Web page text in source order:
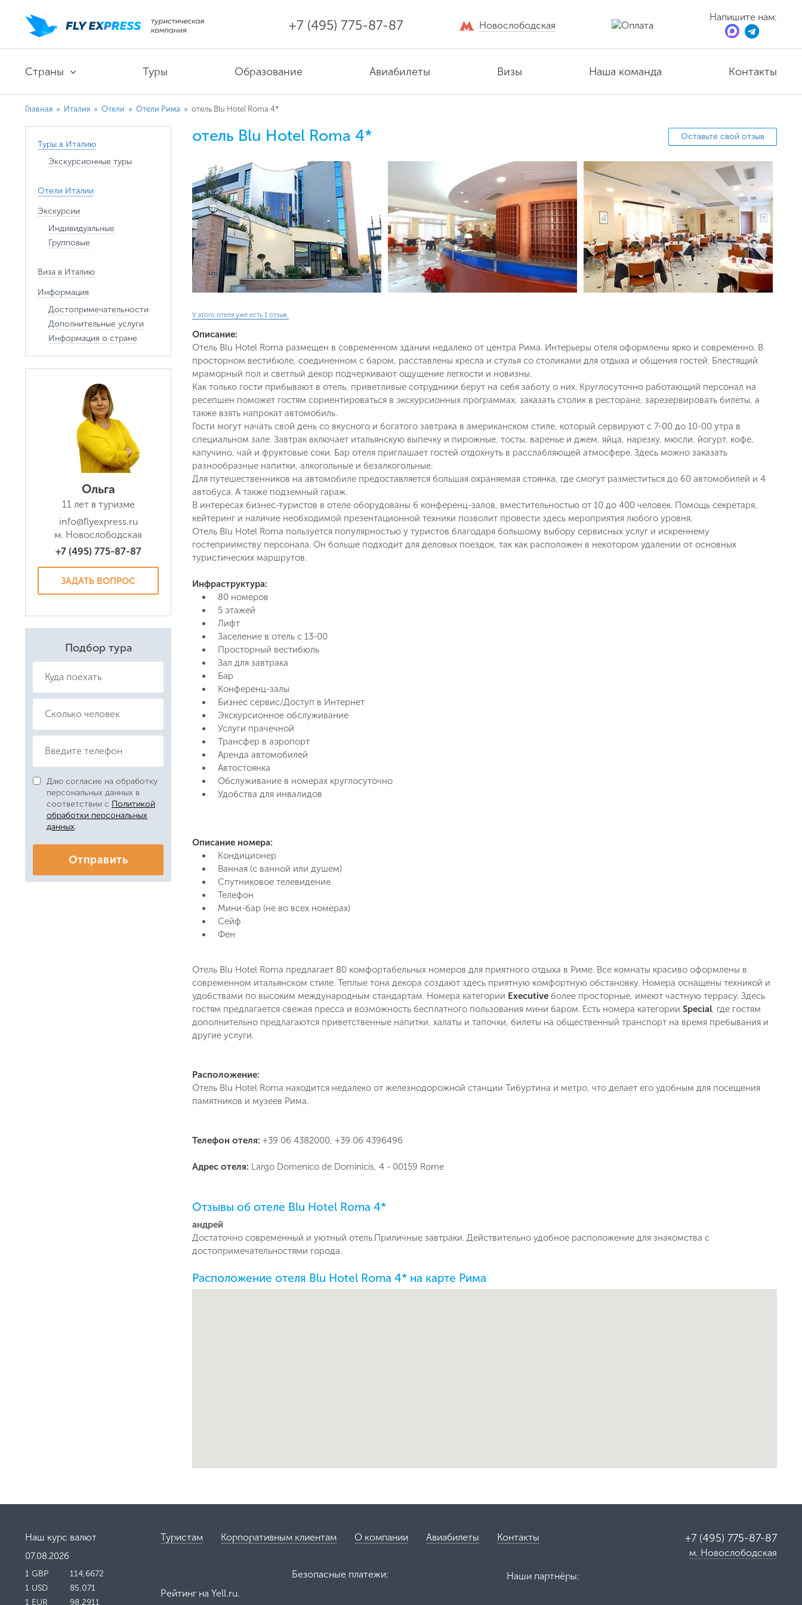
+7 (495) 775-87-87 Новослободская
Напишите нам:
Страны Туры Образование Авиабилеты Визы Наша команда Контакты
в ближайшее время
Email
Главная » Италия » Отели » Отели Рима » отель Blu Hotel Roma 4*
Туры в Италию
Экскурсионные туры
Отели Италии
Экскурсии
Индивидуальные
Групповые
Виза в Италию
Информация
Достопримечательности
Дополнительные услуги
Информация о стране
Ольга
11 лет в туризме
info@flyexpress.ru
м. Новослободская
+7 (495) 775-87-87
ЗАДАТЬ ВОПРОС
Подбор тура
Даю согласие на обработку
персональных данных в
соответствии с Политикой
обработки персональных
данных.
Отправить
Оставьте свой отзыв
отель Blu Hotel Roma 4*
У этого отеля уже есть 1 отзыв.
Описание:
Отель Blu Hotel Roma размещен в современном здании недалеко от центра Рима. Интерьеры отеля оформлены ярко и современно. В
просторном вестибюле, соединенном с баром, расставлены кресла и стулья со столиками для отдыха и общения гостей. Блестящий
мраморный пол и светлый декор подчеркивают ощущение легкости и новизны.
Как только гости прибывают в отель, приветливые сотрудники берут на себя заботу о них. Круглосуточно работающий персонал на
ресепшен поможет гостям сориентироваться в экскурсионных программах, заказать столик в ресторане, зарезервировать билеты, а
также взять напрокат автомобиль.
Гости могут начать свой день со вкусного и богатого завтрака в американском стиле, который сервируют с 7-00 до 10-00 утра в
специальном зале. Завтрак включает итальянскую выпечку и пирожные, тосты, варенье и джем, яйца, нарезку, мюсли, йогурт, кофе,
капучино, чай и фруктовые соки. Бар отеля приглашает гостей отдохнуть в расслабляющей атмосфере. Здесь можно заказать
разнообразные напитки, алкогольные и безалкогольные.
Для путешественников на автомобиле предоставляется большая охраняемая стоянка, где смогут разместиться до 60 автомобилей и 4
автобуса. А также подземный гараж.
В интересах бизнес-туристов в отеле оборудованы 6 конференц-залов, вместительностью от 10 до 400 человек. Помощь секретаря,
кейтеринг и наличие необходимой презентационной техники позволит провести здесь мероприятия любого уровня.
Отель Blu Hotel Roma пользуется популярностью у туристов благодаря большому выбору сервисных услуг и искреннему
гостеприимству персонала. Он больше подходит для деловых поездок, так как расположен в некотором удалении от основных
туристических маршрутов.
Инфраструктура:
80 номеров
5 этажей
Лифт
Заселение в отель с 13-00
Просторный вестибюль
Зал для завтрака
Бар
Конференц-залы
Бизнес сервис/Доступ в Интернет
Экскурсионное обслуживание
Услуги прачечной
Трансфер в аэропорт
Аренда автомобилей
Автостоянка
Обслуживание в номерах круглосуточно
Удобства для инвалидов
Описание номера:
Кондиционер
Ванная (с ванной или душем)
Спутниковое телевидение
Телефон
Мини-бар (не во всех номерах)
Сейф
Фен
Отель Blu Hotel Roma предлагает 80 комфортабельных номеров для приятного отдыха в Риме. Все комнаты красиво оформлены в
современном итальянском стиле. Теплые тона декора создают здесь приятную комфортную обстановку. Номера оснащены техникой и
удобствами по высоким международным стандартам. Номера категории Executive более просторные, имеют частную террасу. Здесь
гостям предлагается свежая пресса и возможность бесплатного пользования мини баром. Есть номера категории Special, где гостям
дополнительно предлагаются приветственные напитки, халаты и тапочки, билеты на общественный транспорт на время пребывания и
другие услуги.
Расположение:
Отель Blu Hotel Roma находится недалеко от железнодорожной станции Тибуртина и метро, что делает его удобным для посещения
памятников и музеев Рима.
Телефон отеля: +39 06 4382000, +39 06 4396496
Адрес отеля: Largo Domenico de Dominicis, 4 - 00159 Rome
Отзывы об отеле Blu Hotel Roma 4*
андрей
Достаточно современный и уютный отель.Приличные завтраки. Действительно удобное расположение для знакомства с
достопримечательностями города.
Расположение отеля Blu Hotel Roma 4* на карте Рима
Наш курс валют
07.08.2026
1 GBP
114,6672
1 USD
85,071
1 EUR
98,2911
+7 (495) 775-87-87
м. Новослободская
Туристам Корпоративным клиентам О компании Авиабилеты Контакты
Рейтинг на Yell.ru.
Безопасные платежи: Наши партнёры: